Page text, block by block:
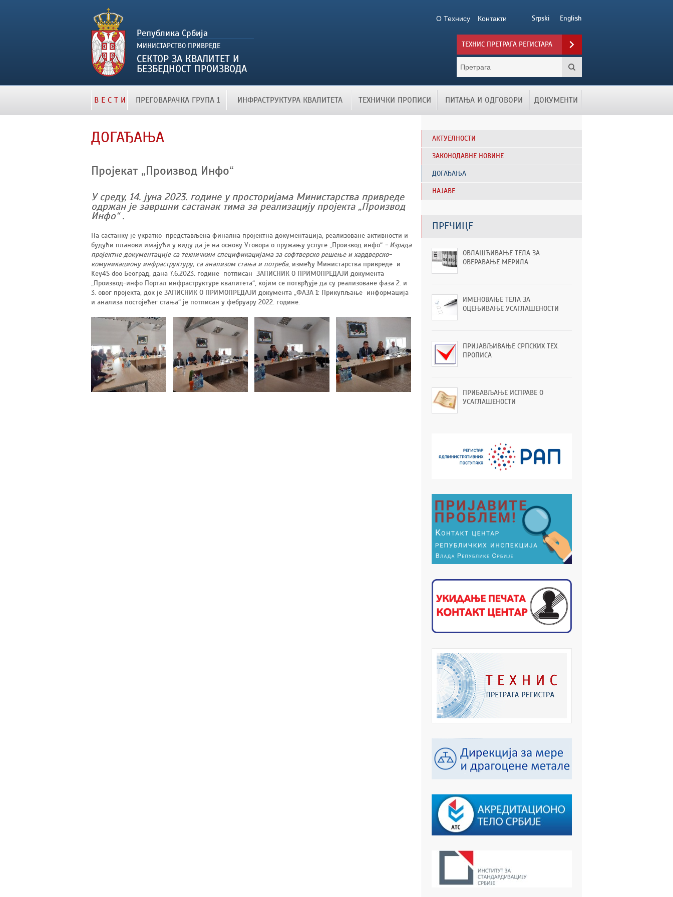
Srpski English
О Технису Контакти
ТЕХНИС ПРЕТРАГА РЕГИСТАРА
В Е С Т И ПРЕГОВАРАЧКА ГРУПА 1 ИНФРАСТРУКТУРА КВАЛИТЕТА ТЕХНИЧКИ ПРОПИСИ ПИТАЊА И ОДГОВОРИ ДОКУМЕНТИ
ДОГАЂАЊА
Пројекат „Производ Инфо“
У среду, 14. јуна 2023. године у просторијама Министарства привреде
одржан је завршни састанак тима за реализацију пројекта „Производ
Инфо“ .
На састанку је укратко представљена финална пројектна документација, реализоване активности и
будући планови имајући у виду да је на основу Уговора о пружању услуге „Производ инфо“ - Израда
пројектне документације са техничким спецификацијама за софтверско решење и хардверско-
комуникациону инфраструктуру, са анализом стања и потреба, између Министарства привреде и
Key4S doo Београд, дана 7.6.2023. године потписан ЗАПИСНИК О ПРИМОПРЕДАЈИ документа
„Производ-инфо Портал инфраструктуре квалитета“, којим се потврђује да су реализоване фаза 2. и
3. овог пројекта, док је ЗАПИСНИК О ПРИМОПРЕДАЈИ документа „ФАЗА 1: Прикупљање информација
и анализа постојећег стања“ је потписан у фебруару 2022. године.
АКТУЕЛНОСТИ
ЗАКОНОДАВНЕ НОВИНЕ
ДОГАЂАЊА
НАЈАВЕ
ПРЕЧИЦЕ
ОВЛАШЋИВАЊЕ ТЕЛА ЗА
ОВЕРАВАЊЕ МЕРИЛА
ИМЕНОВАЊЕ ТЕЛА ЗА
ОЦЕЊИВАЊЕ УСАГЛАШЕНОСТИ
ПРИЈАВЉИВАЊЕ СРПСКИХ ТЕХ.
ПРОПИСА
ПРИБАВЉАЊЕ ИСПРАВЕ О
УСАГЛАШЕНОСТИ